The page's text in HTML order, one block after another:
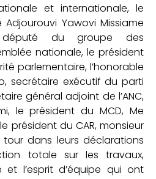
et internationale, le
Yawovi Missiame
député du groupe des
nationale, le président
parlementaire, l’honorable
secrétaire exécutif du parti
général adjoint de l’ANC,
le président du MCD, Me
président du CAR, monsieur
dans leurs déclarations
totale sur les travaux,
et l’esprit d’équipe qui ont